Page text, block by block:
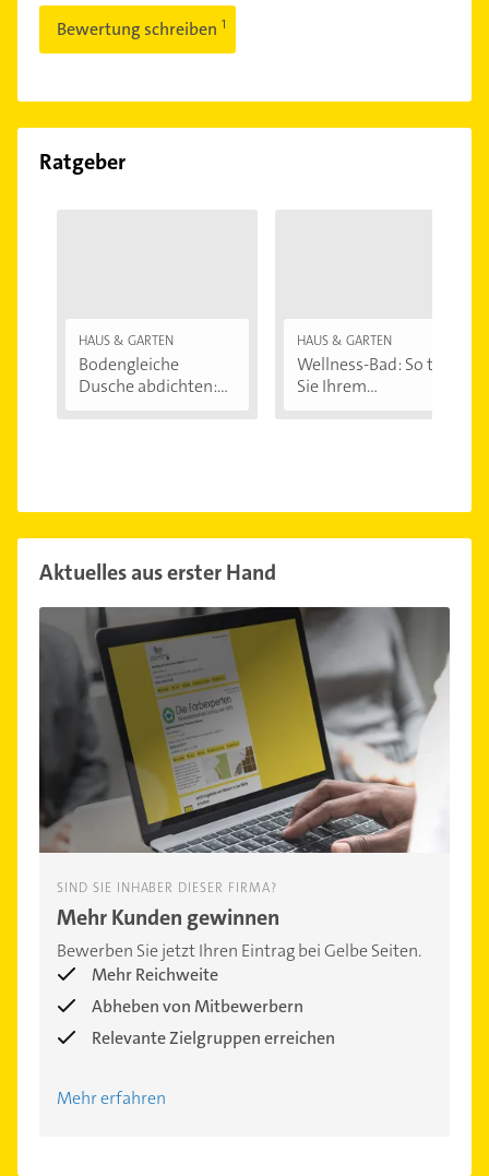
Bewertung schreiben
Ratgeber
HAUS & GARTEN
Bodengleiche
Dusche abdichten:...
HAUS & GARTEN
Wellness-Bad: So tun
Sie Ihrem...
Aktuelles aus erster Hand
SIND SIE INHABER DIESER FIRMA?
Mehr Kunden gewinnen
Bewerben Sie jetzt Ihren Eintrag bei Gelbe Seiten.
Mehr Reichweite
Abheben von Mitbewerbern
Relevante Zielgruppen erreichen
Mehr erfahren